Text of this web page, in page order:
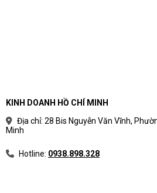
KINH DOANH HỒ CHÍ MINH
Địa chỉ: 28 Bis Nguyễn Văn Vĩnh,
Minh
Hotline: 0938.898.328